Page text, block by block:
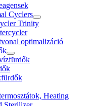
Cyclers
Trinity
optimalizáció
Heating